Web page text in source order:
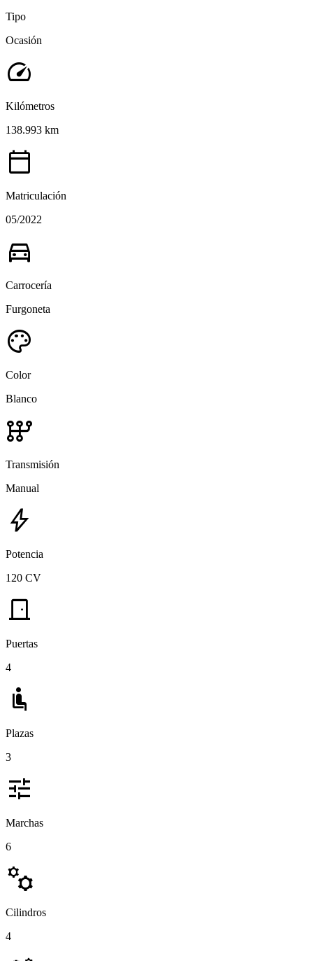
Tipo
Ocasión
speed
Kilómetros
138.993 km
calendar_today
Matriculación
05/2022
directions_car
Carrocería
Furgoneta
palette
Color
Blanco
auto_transmission
Transmisión
Manual
bolt
Potencia
120 CV
door_front
Puertas
4
airline_seat_recline_normal
Plazas
3
tune
Marchas
6
manufacturing
Cilindros
4